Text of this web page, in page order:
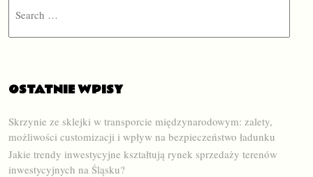
OSTATNIE WPISY
Skrzynie ze sklejki w transporcie międzynarodowym: zalety,
możliwości customizacji i wpływ na bezpieczeństwo ładunku
Jakie trendy inwestycyjne kształtują rynek sprzedaży terenów
inwestycyjnych na Śląsku?